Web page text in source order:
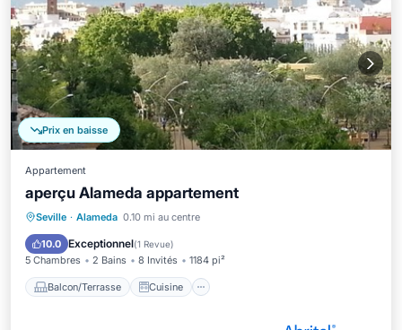
Prix en baisse
Appartement
aperçu Alameda appartement
Seville · Alameda 0.10 mi au centre
10.0 Exceptionnel(1 Revue)
5 Chambres 2 Bains 8 Invités 1184 pi²
Balcon/Terrasse Cuisine
Balcon/Terrasse
Climatisation